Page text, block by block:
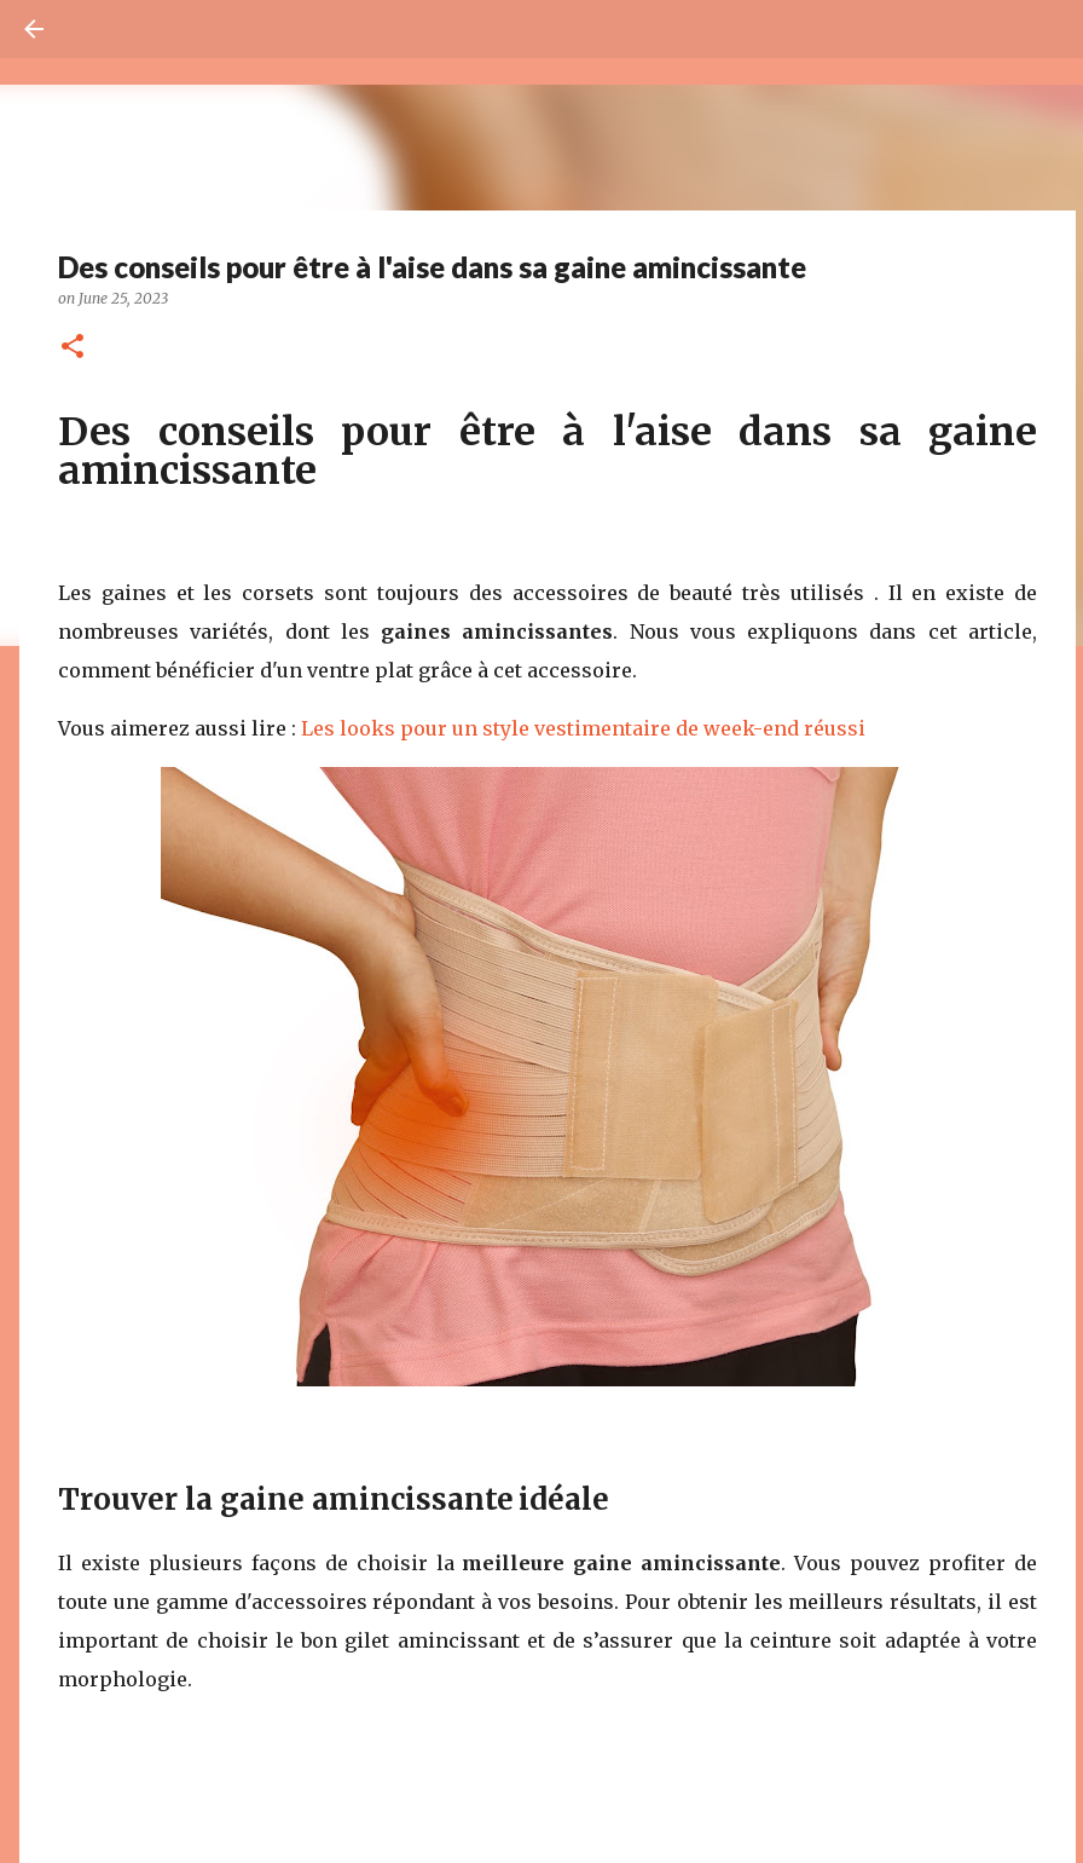
Des conseils pour être à l'aise dans sa gaine amincissante
on June 25, 2023
Des conseils pour être à l'aise dans sa gaine
amincissante
Les gaines et les corsets sont toujours des accessoires de beauté très utilisés . Il en existe de
nombreuses variétés, dont les gaines amincissantes. Nous vous expliquons dans cet article,
comment bénéficier d'un ventre plat grâce à cet accessoire.
Vous aimerez aussi lire : Les looks pour un style vestimentaire de week-end réussi
Trouver la gaine amincissante idéale
Il existe plusieurs façons de choisir la meilleure gaine amincissante. Vous pouvez profiter de
toute une gamme d'accessoires répondant à vos besoins. Pour obtenir les meilleurs résultats, il est
important de choisir le bon gilet amincissant et de s’assurer que la ceinture soit adaptée à votre
morphologie.